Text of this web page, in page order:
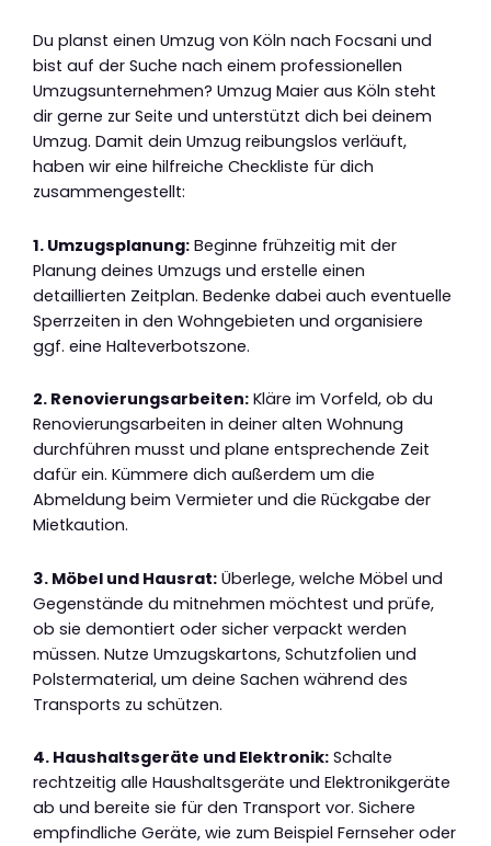
Du planst einen Umzug von Köln nach Focsani und
bist auf der Suche nach einem professionellen
Umzugsunternehmen? Umzug Maier aus Köln steht
dir gerne zur Seite und unterstützt dich bei deinem
Umzug. Damit dein Umzug reibungslos verläuft,
haben wir eine hilfreiche Checkliste für dich
zusammengestellt:
1. Umzugsplanung: Beginne frühzeitig mit der
Planung deines Umzugs und erstelle einen
detaillierten Zeitplan. Bedenke dabei auch eventuelle
Sperrzeiten in den Wohngebieten und organisiere
ggf. eine Halteverbotszone.
2. Renovierungsarbeiten: Kläre im Vorfeld, ob du
Renovierungsarbeiten in deiner alten Wohnung
durchführen musst und plane entsprechende Zeit
dafür ein. Kümmere dich außerdem um die
Abmeldung beim Vermieter und die Rückgabe der
Mietkaution.
3. Möbel und Hausrat: Überlege, welche Möbel und
Gegenstände du mitnehmen möchtest und prüfe,
ob sie demontiert oder sicher verpackt werden
müssen. Nutze Umzugskartons, Schutzfolien und
Polstermaterial, um deine Sachen während des
Transports zu schützen.
4. Haushaltsgeräte und Elektronik: Schalte
rechtzeitig alle Haushaltsgeräte und Elektronikgeräte
ab und bereite sie für den Transport vor. Sichere
empfindliche Geräte, wie zum Beispiel Fernseher oder